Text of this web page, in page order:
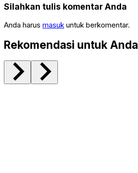
Silahkan tulis komentar Anda
Anda harus masuk untuk berkomentar.
Rekomendasi untuk Anda